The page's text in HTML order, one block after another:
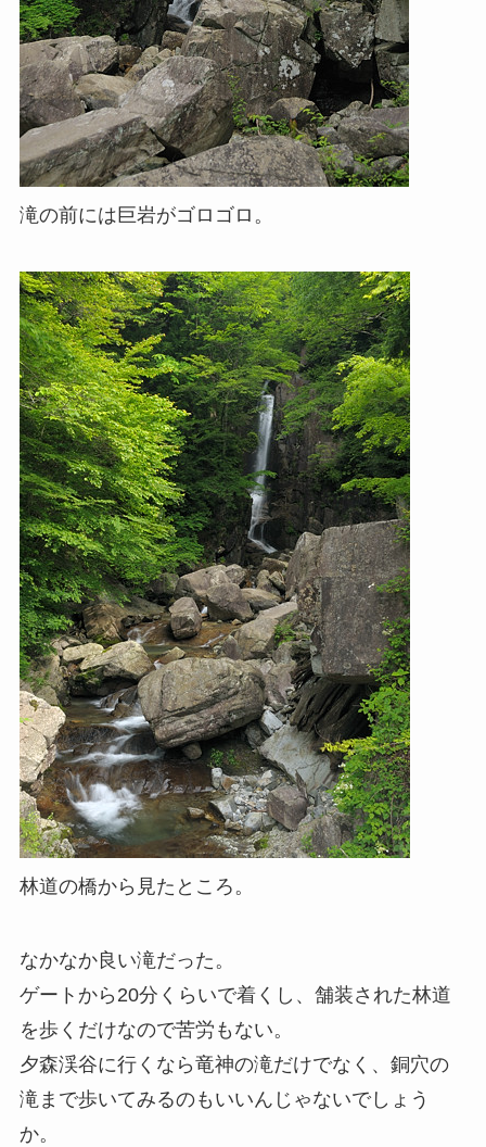
滝の前には巨岩がゴロゴロ。
林道の橋から見たところ。
なかなか良い滝だった。
ゲートから20分くらいで着くし、舗装された林道
を歩くだけなので苦労もない。
夕森渓谷に行くなら竜神の滝だけでなく、銅穴の
滝まで歩いてみるのもいいんじゃないでしょう
か。